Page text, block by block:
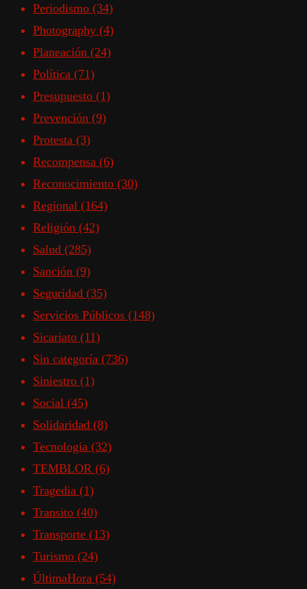
Periodismo (34)
Photography (4)
Planeación (24)
Política (71)
Presupuesto (1)
Prevención (9)
Protesta (3)
Recompensa (6)
Reconocimiento (30)
Regional (164)
Religión (42)
Salud (285)
Sanción (9)
Seguridad (35)
Servicios Públicos (148)
Sicariato (11)
Sin categoría (736)
Siniestro (1)
Social (45)
Solidaridad (8)
Tecnologia (32)
TEMBLOR (6)
Tragedia (1)
Transito (40)
Transporte (13)
Turismo (24)
ÚltimaHora (54)